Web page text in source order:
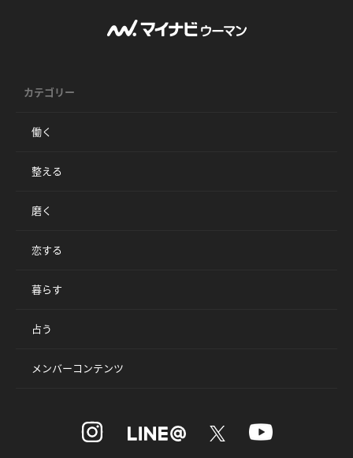
カテゴリー
働く
整える
磨く
恋する
暮らす
占う
メンバーコンテンツ